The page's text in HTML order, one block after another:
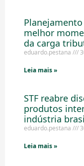
melhor
da carga
eduardo.pestana
Leia mais »
STF reabre
produtos
indústria
eduardo.pestana
Leia mais »